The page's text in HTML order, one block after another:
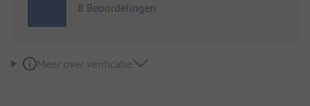
8 Beoordelingen
Meer over verificatie